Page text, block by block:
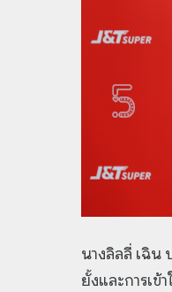
นางลิลลี่ เฉิน
ยั้งและการเข้